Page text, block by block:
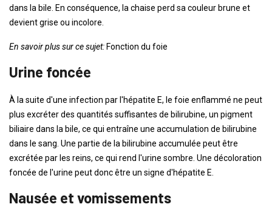
dans la bile. En conséquence, la chaise perd sa couleur brune et
devient grise ou incolore.
En savoir plus sur ce sujet: Fonction du foie
Urine foncée
À la suite d'une infection par l'hépatite E, le foie enflammé ne peut
plus excréter des quantités suffisantes de bilirubine, un pigment
biliaire dans la bile, ce qui entraîne une accumulation de bilirubine
dans le sang. Une partie de la bilirubine accumulée peut être
excrétée par les reins, ce qui rend l'urine sombre. Une décoloration
foncée de l'urine peut donc être un signe d'hépatite E.
Nausée et vomissements